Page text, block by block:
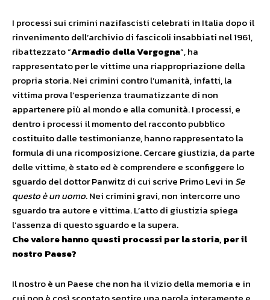
I processi sui crimini nazifascisti celebrati in Italia dopo il
rinvenimento dell’archivio di fascicoli insabbiati nel 1961,
ribattezzato “Armadio della Vergogna“, ha
rappresentato per le vittime una riappropriazione della
propria storia. Nei crimini contro l’umanità, infatti, la
vittima prova l’esperienza traumatizzante di non
appartenere più al mondo e alla comunità. I processi, e
dentro i processi il momento del racconto pubblico
costituito dalle testimonianze, hanno rappresentato la
formula di una ricomposizione. Cercare giustizia, da parte
delle vittime, è stato ed è comprendere e sconfiggere lo
sguardo del dottor Panwitz di cui scrive Primo Levi in Se
questo è un uomo. Nei crimini gravi, non intercorre uno
sguardo tra autore e vittima. L’atto di giustizia spiega
l’assenza di questo sguardo e la supera.
Che valore hanno questi processi per la storia, per il
nostro Paese?
Il nostro è un Paese che non ha il vizio della memoria e in